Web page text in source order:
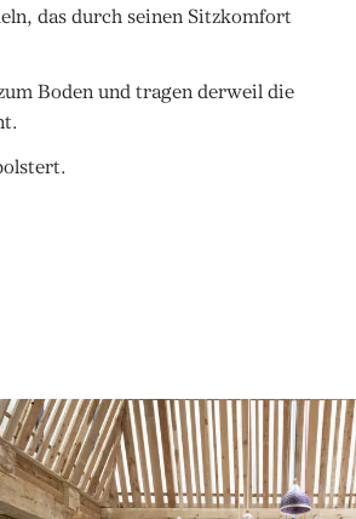
das durch seinen Sitzkomfort
Boden und tragen derweil die